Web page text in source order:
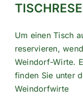
Um einen Tisch
reservieren,
Weindorf-Wirte.
finden Sie unter
Weindorfwirte